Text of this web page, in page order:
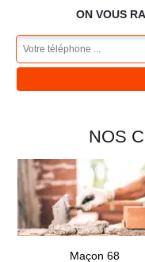
ON VOUS
NOS
Maçon 68